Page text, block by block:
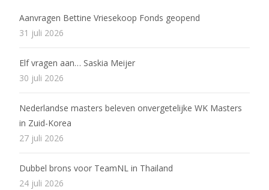
Aanvragen Bettine Vriesekoop Fonds geopend
31 juli 2026
Elf vragen aan… Saskia Meijer
30 juli 2026
Nederlandse masters beleven onvergetelijke WK Masters
in Zuid-Korea
27 juli 2026
Dubbel brons voor TeamNL in Thailand
24 juli 2026